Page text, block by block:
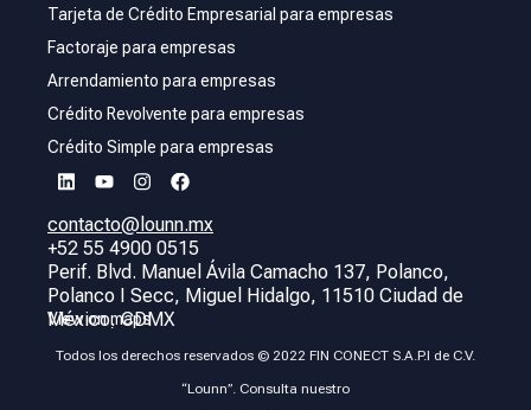
Tarjeta de Crédito Empresarial para empresas
Factoraje para empresas
Arrendamiento para empresas
Crédito Revolvente para empresas
Crédito Simple para empresas
contacto@lounn.mx
+52 55 4900 0515
Perif. Blvd. Manuel Ávila Camacho 137, Polanco,
Polanco I Secc, Miguel Hidalgo, 11510 Ciudad de
México, CDMX
View on maps
Todos los derechos reservados © 2022 FIN CONECT S.A.P.I de C.V.
“Lounn”. Consulta nuestro